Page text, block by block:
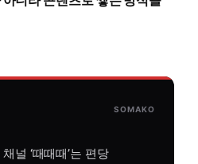
SOMAKO
널 ‘때때때’는 편당